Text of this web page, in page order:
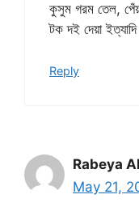
কুসুম গরম তেল,
টক দই দেয়া
Reply
Rabeya
May 21,